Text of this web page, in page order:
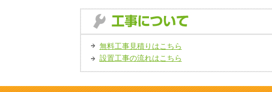
無料工事見積りはこちら
設置工事の流れはこちら